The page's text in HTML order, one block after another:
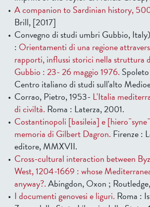
A companion to Sardinian history,
Brill, [2017]
Convegno di studi umbri Gubbio,
: Orientamenti di una regione
rapporti, influssi storici nella struttura
Gubbio : 23- 26 maggio 1976.
Centro italiano di studi sull'alto
Corrao, Pietro, 1953- L'Italia
di civiltà. Roma : Laterza, 2001.
Costantinopoli [basileia] e
memoria di Gilbert Dagron. Firenze :
editore, MMXVII.
Cross-cultural interaction between
West, 1204-1669 : whose
anyway?.Abingdon, Oxon ;
I documenti genovesi e liguri. Roma :